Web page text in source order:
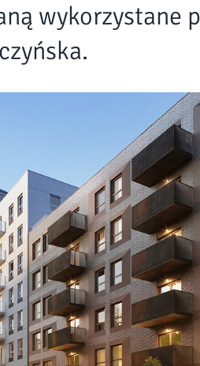
wykorzystane